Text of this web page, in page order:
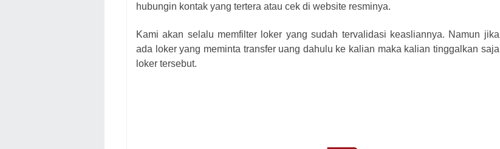
hubungin kontak yang tertera atau cek di website resminya.
Kami akan selalu memfilter loker yang sudah tervalidasi keasliannya. Namun jika
ada loker yang meminta transfer uang dahulu ke kalian maka kalian tinggalkan saja
loker tersebut.